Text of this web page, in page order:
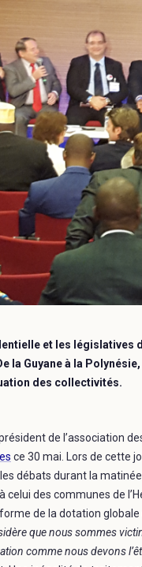
et les législatives
la Guyane à la
situation des
de l’association
ce 30 mai. Lors de cette
débats durant la
des communes de
de la dotation
que nous sommes
comme nous devons